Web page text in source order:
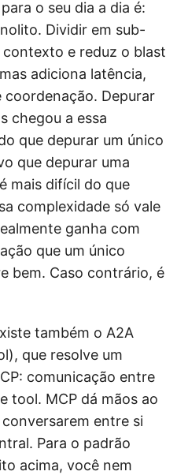
o seu dia a dia é:
Dividir em sub-
e reduz o blast
adiciona latência,
Depurar
chegou a essa
que depurar um único
que depurar uma
mais difícil do que
complexidade só vale
ganha com
que um único
bem. Caso contrário, é
também o A2A
que resolve um
comunicação entre
tool. MCP dá mãos ao
entre si
Para o padrão
acima, você nem